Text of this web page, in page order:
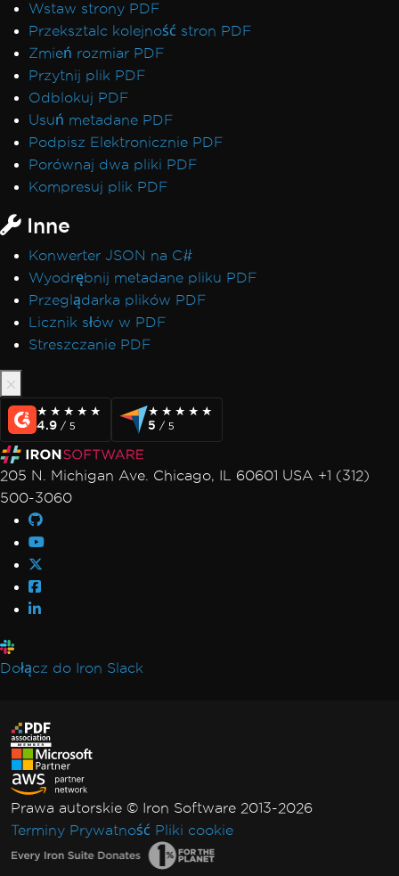
Wstaw strony PDF
Przeksztalc kolejność stron PDF
Zmień rozmiar PDF
Przytnij plik PDF
Odblokuj PDF
Usuń metadane PDF
Podpisz Elektronicznie PDF
Porównaj dwa pliki PDF
Kompresuj plik PDF
Inne
Konwerter JSON na C#
Wyodrębnij metadane pliku PDF
Przeglądarka plików PDF
Licznik słów w PDF
Streszczanie PDF
★★★★★
★★★★★
4.9 / 5
★★★★★
★★★★★
5 / 5
205 N. Michigan Ave. Chicago, IL 60601 USA +1 (312)
500-3060
Dołącz do Iron Slack
Prawa autorskie © Iron Software 2013-2026
Terminy Prywatność Pliki cookie